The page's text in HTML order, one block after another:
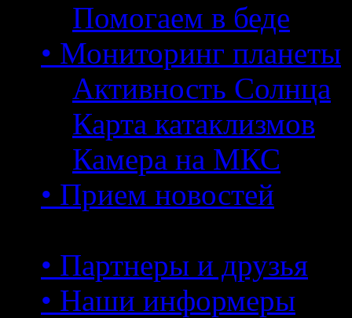
Помогаем в беде
• Мониторинг планеты
Активность Солнца
Карта катаклизмов
Камера на МКС
• Прием новостей
• Партнеры и друзья
• Наши информеры